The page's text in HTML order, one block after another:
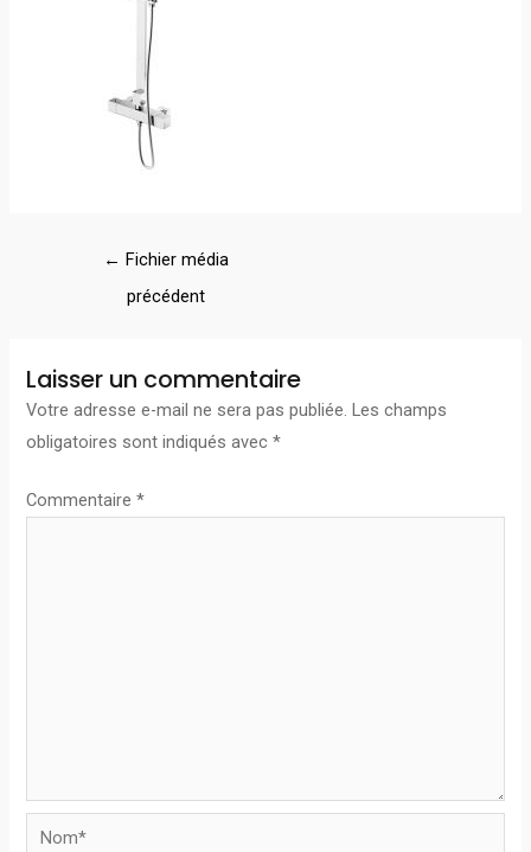
← Fichier média
précédent
Laisser un commentaire
Votre adresse e-mail ne sera pas publiée. Les champs
obligatoires sont indiqués avec*
Commentaire*
Nom*